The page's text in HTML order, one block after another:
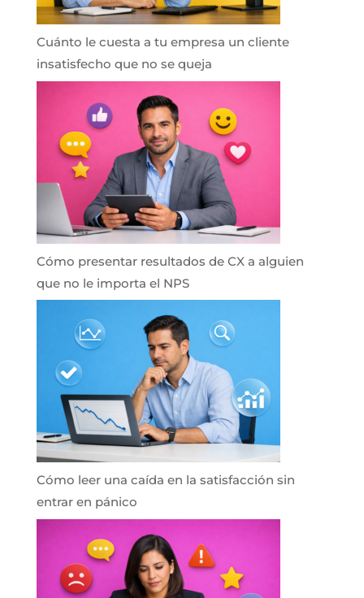
Cuánto le cuesta a tu empresa un cliente
insatisfecho que no se queja
Cómo presentar resultados de CX a alguien
que no le importa el NPS
Cómo leer una caída en la satisfacción sin
entrar en pánico